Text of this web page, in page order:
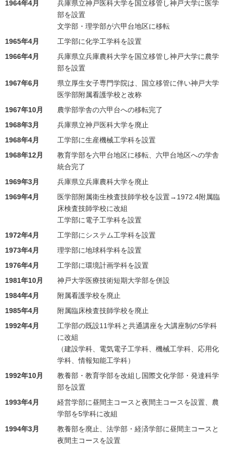
1964年4月
兵庫県立神戸医科大学を国立移管し神戸大学に医学
部を設置
文学部・理学部が六甲台地区に移転
1965年4月
工学部に化学工学科を設置
1966年4月
兵庫県立兵庫農科大学を国立移管し神戸大学に農学
部を設置
1967年6月
県立厚生女子専門学院は、国立移管に伴い神戸大学
医学部附属看護学校と改称
1967年10月
農学部学舎の六甲台への移転完了
1968年3月
兵庫県立神戸医科大学を廃止
1968年4月
工学部に生産機械工学科を設置
1968年12月
教育学部を六甲台地区に移転、六甲台地区への学舎
統合完了
1969年3月
兵庫県立兵庫農科大学を廃止
1969年4月
医学部附属衛生検査技師学校を設置→1972.4附属臨
床検査技師学校に改組
工学部に電子工学科を設置
1972年4月
工学部にシステム工学科を設置
1973年4月
理学部に地球科学科を設置
1976年4月
工学部に環境計画学科を設置
1981年10月
神戸大学医療技術短期大学部を併設
1984年4月
附属看護学校を廃止
1985年4月
附属臨床検査技師学校を廃止
1992年4月
工学部の既設11学科と共通講座を大講座制の5学科
に改組
（建設学科、電気電子工学科、機械工学科、応用化
学科、情報知能工学科）
1992年10月
教養部・教育学部を改組し国際文化学部・発達科学
部を設置
1993年4月
経営学部に昼間主コースと夜間主コースを設置、農
学部を5学科に改組
1994年3月
教養部を廃止、法学部・経済学部に昼間主コースと
夜間主コースを設置